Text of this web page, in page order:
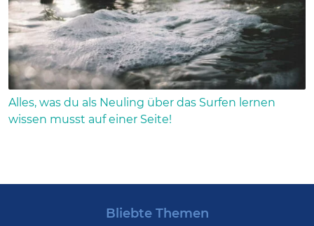
Alles, was du als Neuling über das Surfen lernen
wissen musst auf einer Seite!
Bliebte Themen